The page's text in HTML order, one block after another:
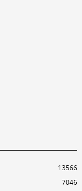
13566
7046